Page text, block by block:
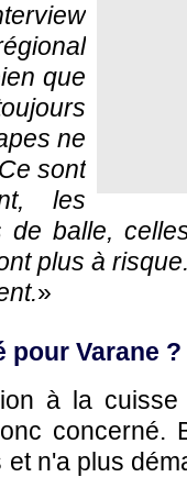
que
ne
sont
les
de balle,
plus à
»
pour Varane ?
à la
concerné.
n'a plus